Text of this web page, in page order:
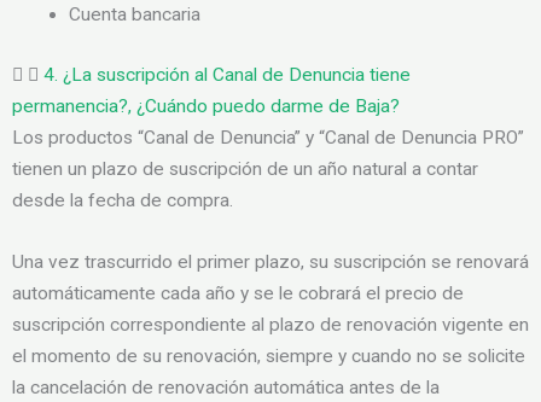
Cuenta bancaria
4. ¿La suscripción al Canal de Denuncia tiene
permanencia?, ¿Cuándo puedo darme de Baja?
Los productos “Canal de Denuncia” y “Canal de Denuncia PRO”
tienen un plazo de suscripción de un año natural a contar
desde la fecha de compra.
Una vez trascurrido el primer plazo, su suscripción se renovará
automáticamente cada año y se le cobrará el precio de
suscripción correspondiente al plazo de renovación vigente en
el momento de su renovación, siempre y cuando no se solicite
la cancelación de renovación automática antes de la